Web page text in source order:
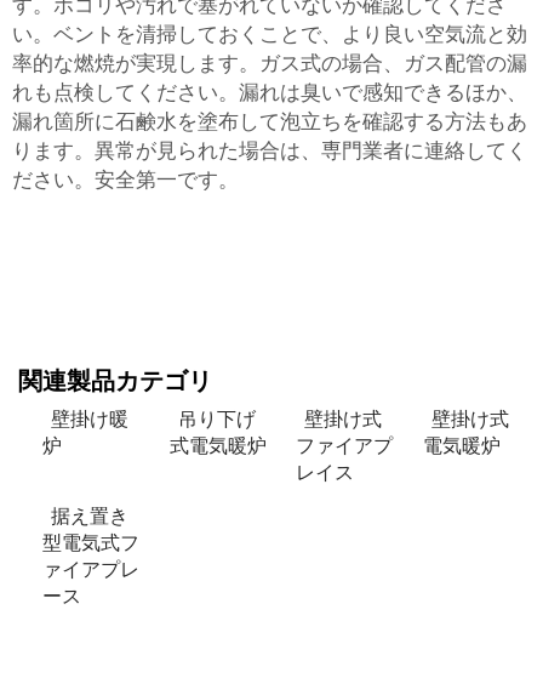
す。ホコリや汚れで塞がれていないか確認してくださ
い。ベントを清掃しておくことで、より良い空気流と効
率的な燃焼が実現します。ガス式の場合、ガス配管の漏
れも点検してください。漏れは臭いで感知できるほか、
漏れ箇所に石鹸水を塗布して泡立ちを確認する方法もあ
ります。異常が見られた場合は、専門業者に連絡してく
ださい。安全第一です。
関連製品カテゴリ
壁掛け暖
炉
吊り下げ
式電気暖炉
壁掛け式
ファイアプ
レイス
壁掛け式
電気暖炉
据え置き
型電気式フ
ァイアプレ
ース